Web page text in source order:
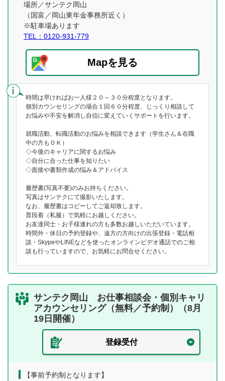
場所／サンテク岡山
（国富／岡山東年金事務所近く）
※駐車場あります
TEL：0120-931-779
Mapを見る
時間は早ければお一人様２０～３０分程度となります。
個別カウンセリングの場合１回６０分程度、じっくり相談して
お悩みや不安を解消し自信に変えていくサポートを行います。
就職活動、転職活動のお悩みを相談できます（学生さん＆在職
中の方もＯＫ）
◇今後のキャリアに関するお悩み
◇自分に合った仕事を知りたい
◇面接や書類作成の悩み＆アドバイス
履歴書(写真不要)のみお持ちください。
写真はサンテクにて撮影いたします。
なお、履歴書はコピーしてご返却致します。
普段着（私服）で気軽にお越しください。
お友達同士・お子様連れの方も多数お越しいただいています。
時間外・休日の予約登録や、遠方の方向けの出張登録・電話相
談・SkypeやLINEなどを使ったオンラインビデオ通話でのご相
談も行っていますので、お気軽にお問合せください。
サンテク岡山 お仕事相談会・個別キャリ
アカウンセリング（無料／予約制）（8月
19日開催）
登録受付
【事前予約制となります】